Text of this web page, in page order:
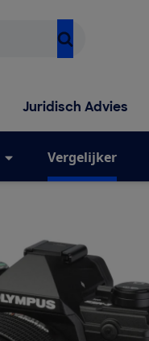
Juridisch Advies
Vergelijker